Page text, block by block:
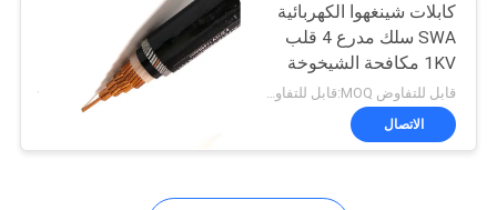
26
كابلات شينغهوا الكهربائية
SWA سلك مدرع 4 قلب
1KV مكافحة الشيخوخة
حماية البيئة
قابل للتفاوض MOQ:قابل للتفاوض
الاتصال